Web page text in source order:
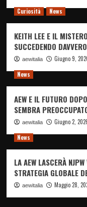
Curiosità News
KEITH LEE E IL
SUCCEDENDO
aewitalia Giugno 9,
News
AEW E IL FUTURO
SEMBRA
aewitalia Giugno 2,
News
LA AEW LASCERÀ
STRATEGIA GLOBALE
aewitalia Maggio 28,